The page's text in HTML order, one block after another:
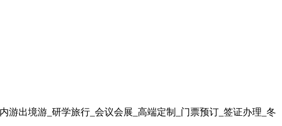
游出境游_研学旅行_会议会展_高端定制_门票预订_签证办理_冬